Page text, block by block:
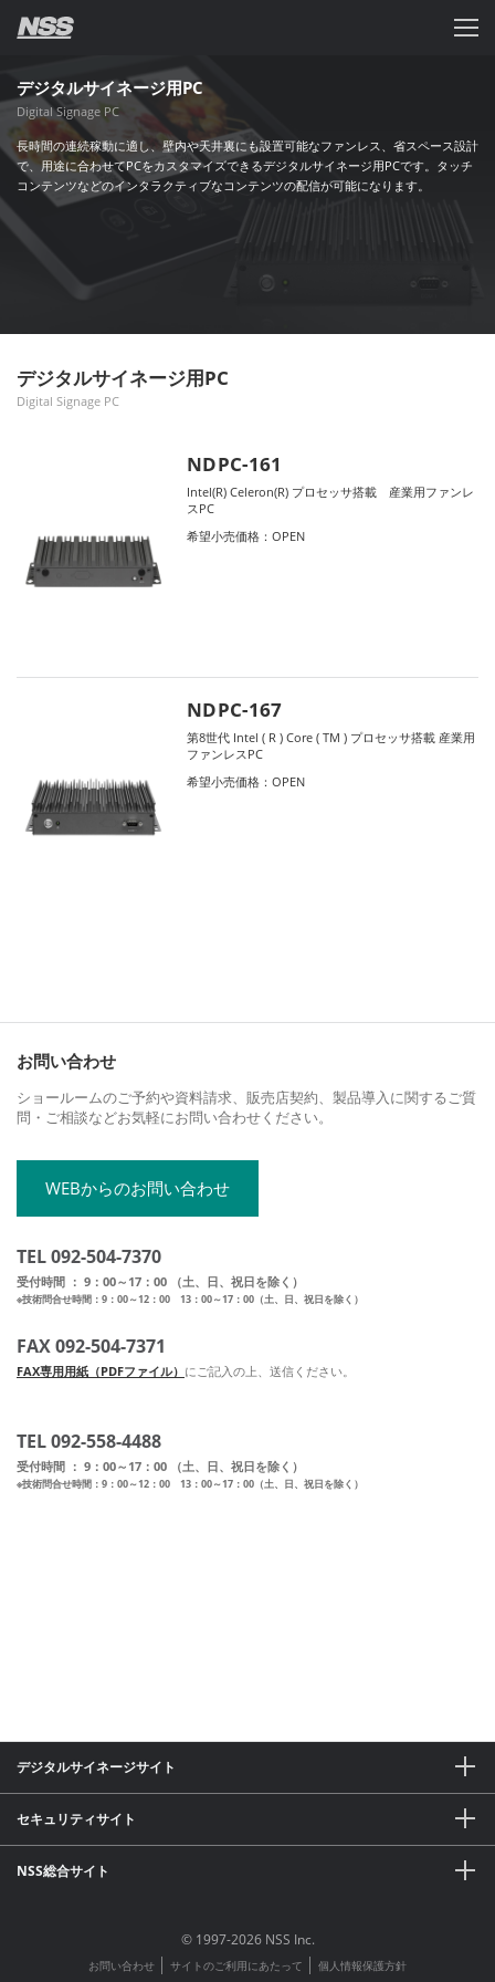
デジタルサイネージ用PC
Digital Signage PC
長時間の連続稼動に適し、壁内や天井裏にも設置可能なファンレス、省スペース設計
で、用途に合わせてPCをカスタマイズできるデジタルサイネージ用PCです。タッチ
コンテンツなどのインタラクティブなコンテンツの配信が可能になります。
デジタルサイネージ用PC
Digital Signage PC
NDPC-161
Intel(R) Celeron(R) プロセッサ搭載 産業用ファンレ
スPC
希望小売価格：OPEN
NDPC-167
第8世代 Intel ( R ) Core ( TM ) プロセッサ搭載 産業用
ファンレスPC
希望小売価格：OPEN
お問い合わせ
ショールームのご予約や資料請求、販売店契約、製品導入に関するご質
問・ご相談などお気軽にお問い合わせください。
WEBからのお問い合わせ
TEL 092-504-7370
受付時間 ： 9：00～17：00 （土、日、祝日を除く）
※技術問合せ時間：9：00～12：00 13：00～17：00（土、日、祝日を除く）
FAX 092-504-7371
FAX専用用紙（PDFファイル） にご記入の上、送信ください。
TEL 092-558-4488
受付時間 ： 9：00～17：00 （土、日、祝日を除く）
※技術問合せ時間：9：00～12：00 13：00～17：00（土、日、祝日を除く）
デジタルサイネージサイト
セキュリティサイト
NSS総合サイト
© 1997-2026 NSS Inc.
お問い合わせ サイトのご利用にあたって 個人情報保護方針